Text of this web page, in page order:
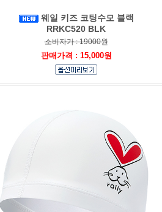
웨일 키즈 코팅수모 블랙
RRKC520 BLK
소비자가 : 19000원
판매가격 : 15,000원